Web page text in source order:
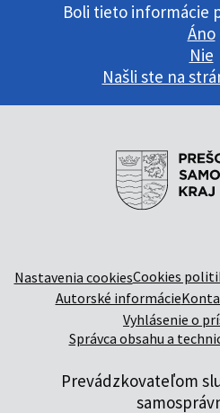
Boli tieto informácie
Áno
Nie
Našli ste na
Nastavenia cookiesCookies
Autorské informácie
Vyhlásenie o
Správca obsahu a
Prevádzkovateľom